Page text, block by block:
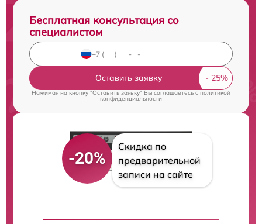
Бесплатная консультация со
специалистом
Оставить заявку
Нажимая на кнопку "Оставить заявку" Вы соглашаетесь cполитикой
конфиденциальности
-20%
Скидка по
предварительной
записи на сайте